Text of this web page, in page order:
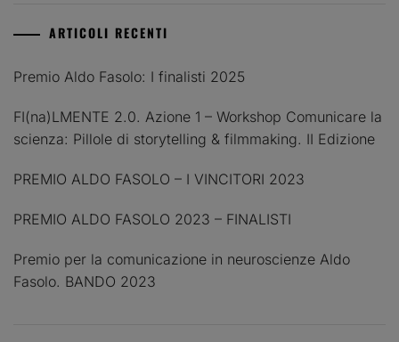
ARTICOLI RECENTI
Premio Aldo Fasolo: I finalisti 2025
FI(na)LMENTE 2.0. Azione 1 – Workshop Comunicare la
scienza: Pillole di storytelling & filmmaking. II Edizione
PREMIO ALDO FASOLO – I VINCITORI 2023
PREMIO ALDO FASOLO 2023 – FINALISTI
Premio per la comunicazione in neuroscienze Aldo
Fasolo. BANDO 2023